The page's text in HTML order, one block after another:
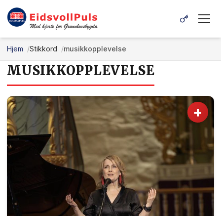
Hjem Stikkord musikkopplevelse
MUSIKKOPPLEVELSE
+